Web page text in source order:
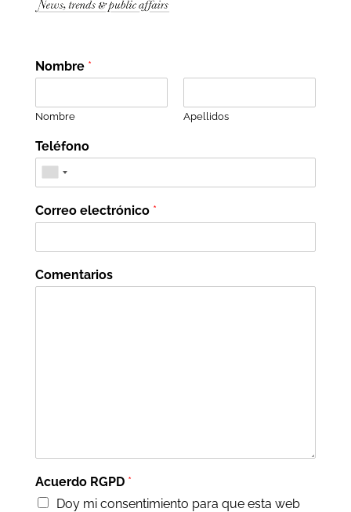
Nombre *
Nombre Apellidos
Teléfono
Correo electrónico *
Comentarios
Acuerdo RGPD *
Doy mi consentimiento para que esta web